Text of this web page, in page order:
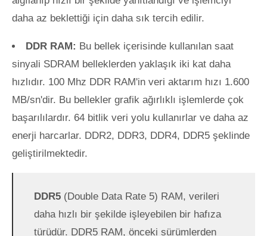
daha az beklettiği için daha sık tercih edilir.
DDR RAM: Bu bellek içerisinde kullanılan saat
sinyali SDRAM belleklerden yaklaşık iki kat daha
hızlıdır. 100 Mhz DDR RAM'in veri aktarım hızı 1.600
MB/sn'dir. Bu bellekler grafik ağırlıklı işlemlerde çok
başarılılardır. 64 bitlik veri yolu kullanırlar ve daha az
enerji harcarlar. DDR2, DDR3, DDR4, DDR5 şeklinde
geliştirilmektedir.
DDR5 (Double Data Rate 5) RAM, verileri
daha hızlı bir şekilde işleyebilen bir hafıza
türüdür. DDR5 RAM, önceki sürümlerden